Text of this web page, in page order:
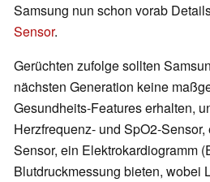
Samsung nun schon vorab
Sensor.
Gerüchten zufolge sollten
nächsten Generation keine
Gesundheits-Features erhalten,
Herzfrequenz- und SpO2-
Sensor, ein Elektrokardiogramm
Blutdruckmessung bieten, wobei